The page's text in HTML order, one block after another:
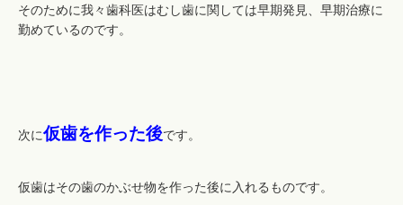
そのために我々歯科医はむし歯に関しては早期発見、早期治療に
勤めているのです。
次に仮歯を作った後です。
仮歯はその歯のかぶせ物を作った後に入れるものです。